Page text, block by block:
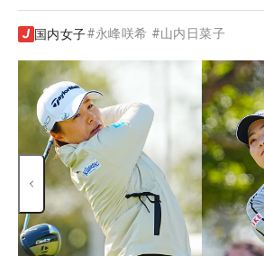
国内女子#永峰咲希 #山内日菜子